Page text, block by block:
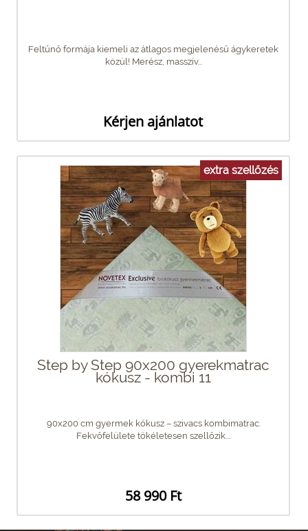
Feltűnő formája kiemeli az átlagos megjelenésű ágykeretek
közül! Merész, masszív...
Kérjen ajánlatot
extra szellőzés
Step by Step 90x200 gyerekmatrac
kókusz - kombi 11
90x200 cm gyermek kókusz – szivacs kombimatrac.
Fekvőfelülete tökéletesen szellőzik....
58 990 Ft